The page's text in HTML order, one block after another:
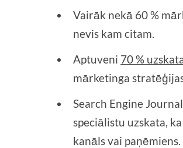
Vairāk nekā 60 %
nevis kam citam.
Aptuveni 70 %
mārketinga
Search Engine
speciālistu uzskata,
kanāls vai paņēmiens.